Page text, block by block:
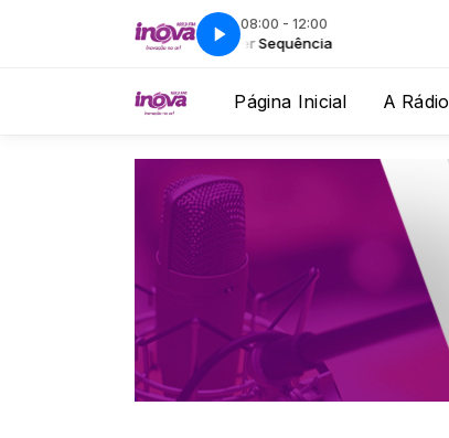
08:00 - 12:00
Super Sequência
Página Inicial A Rádio